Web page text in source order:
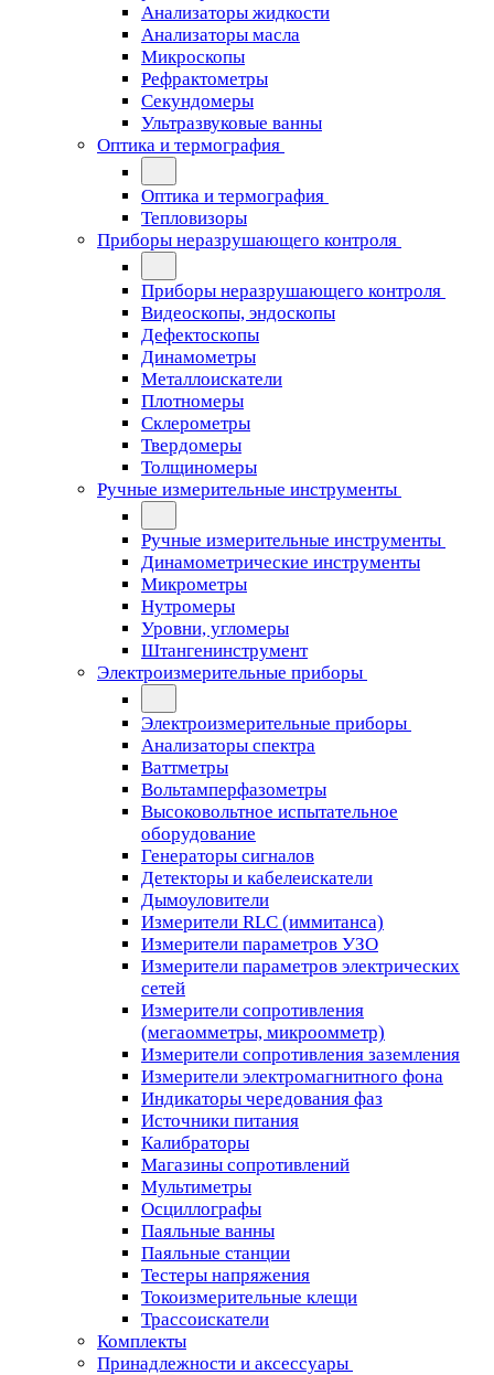
Анализаторы жидкости
Анализаторы масла
Микроскопы
Рефрактометры
Секундомеры
Ультразвуковые ванны
Оптика и термография
Оптика и термография
Тепловизоры
Приборы неразрушающего контроля
Приборы неразрушающего контроля
Видеоскопы, эндоскопы
Дефектоскопы
Динамометры
Металлоискатели
Плотномеры
Склерометры
Твердомеры
Толщиномеры
Ручные измерительные инструменты
Ручные измерительные инструменты
Динамометрические инструменты
Микрометры
Нутромеры
Уровни, угломеры
Штангенинструмент
Электроизмерительные приборы
Электроизмерительные приборы
Анализаторы спектра
Ваттметры
Вольтамперфазометры
Высоковольтное испытательное
оборудование
Генераторы сигналов
Детекторы и кабелеискатели
Дымоуловители
Измерители RLC (иммитанса)
Измерители параметров УЗО
Измерители параметров электрических
сетей
Измерители сопротивления
(мегаомметры, микроомметр)
Измерители сопротивления заземления
Измерители электромагнитного фона
Индикаторы чередования фаз
Источники питания
Калибраторы
Магазины сопротивлений
Мультиметры
Осциллографы
Паяльные ванны
Паяльные станции
Тестеры напряжения
Токоизмерительные клещи
Трассоискатели
Комплекты
Принадлежности и аксессуары